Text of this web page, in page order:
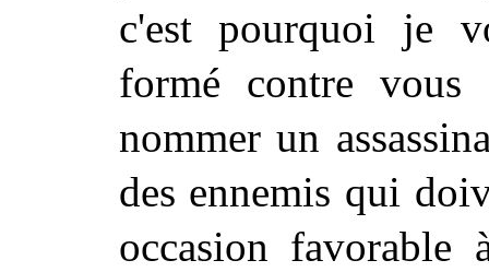
c'est pourquoi je
formé contre
nommer un
des ennemis qui
occasion favorable